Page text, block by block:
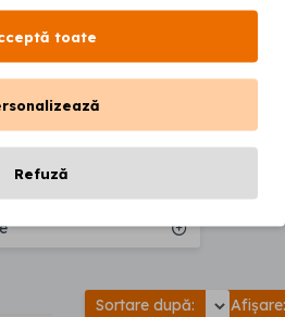
mask
Sortare după: Afișare:
toate
Refuză